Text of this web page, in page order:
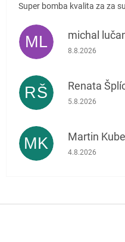
Super bomba kvalita za za
ML michal
Hodnocení
8.8.2026
RŠ Renata
Hodnocení
5.8.2026
MK Martin
Hodnocení
4.8.2026